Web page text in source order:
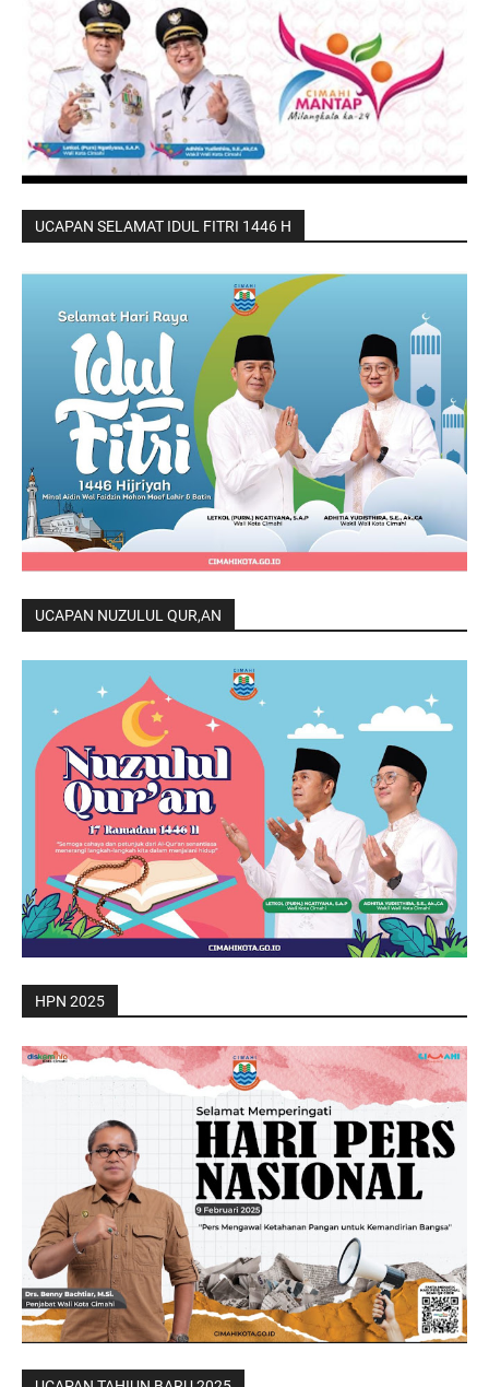
UCAPAN SELAMAT IDUL FITRI 1446 H
UCAPAN NUZULUL QUR,AN
HPN 2025